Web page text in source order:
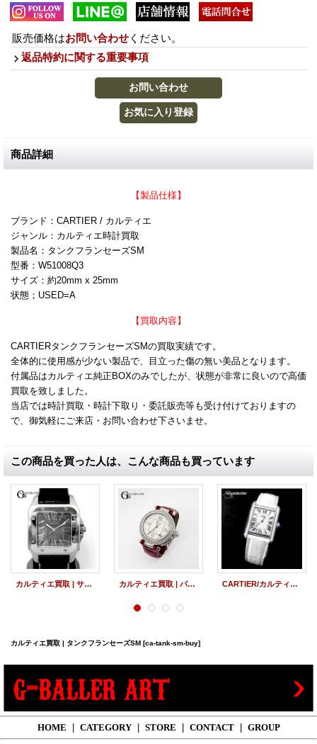
販売価格はお問い合わせ ください。
返品特約に関する重要事項
商品詳細
【製品仕様】
ブランド：CARTIER / カルティエ
ジャンル：カルティエ時計買取
製品名：タンクフランセーズSM
型番：W51008Q3
サイズ：約20mm x 25mm
状態；USED=A
【買取内容】
CARTIERタンクフランセーズSMの買取実績です。
全体的に使用感が少ない製品で、目立った傷の無い美品となります。
付属品はカルティエ純正BOXのみでしたが、状態が非常に良いので高価
買取を致しました。
当店では時計買取・時計下取り・委託販売等も受け付けておりますの
で、御気軽にご来店・お問い合わせ下さいませ。
この商品を買った人は、こんな商品も買っています
カルティエ買取 | サントス100 限定モデル カルティエ買取 | パシャC ダイヤベゼル CARTIER/カルティエ マストタンクSM
カルティエ買取 | タンクフランセーズSM [ca-tank-sm-buy]
HOME | CATEGORY | STORE | CONTACT | GROUP